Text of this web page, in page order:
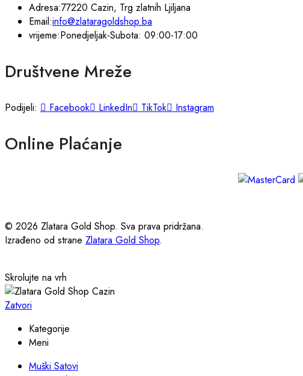
Adresa:77220 Cazin, Trg zlatnih Ljiljana
Email:info@zlataragoldshop.ba
vrijeme:Ponedjeljak-Subota: 09:00-17:00
Društvene Mreže
Podijeli: Facebook LinkedIn TikTok Instagram
Online Plaćanje
© 2026 Zlatara Gold Shop. Sva prava pridržana.
Izrađeno od strane Zlatara Gold Shop.
Skrolujte na vrh
Zatvori
Kategorije
Meni
Muški Satovi